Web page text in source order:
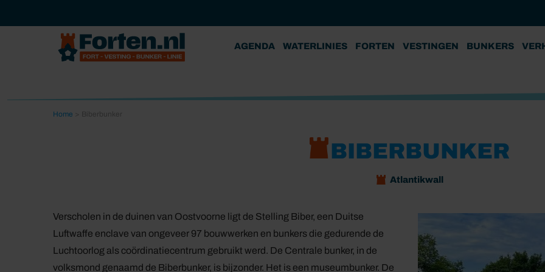
AGENDA WATERLINIES FORTEN VESTINGEN BUNKERS
Home
BIBERBUNKER
Atlantikwall
Verscholen in de duinen van Oostvoorne ligt de Stelling Biber, een Duitse
Luftwaffe enclave van ongeveer 97 bouwwerken en bunkers die gedurende de
Luchtoorlog als coördinatiecentrum gebruikt werd. De Centrale bunker, in de
volksmond genaamd de Biberbunker, is bijzonder. Het is een museumbunker. De